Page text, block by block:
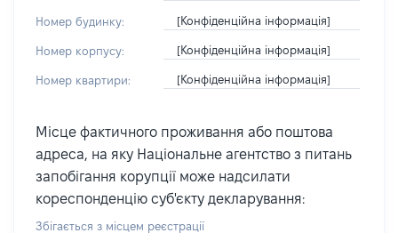
Номер будинку: [Конфіденційна інформація]
Номер корпусу: [Конфіденційна інформація]
Номер квартири: [Конфіденційна інформація]
Місце фактичного проживання або поштова
адреса, на яку Національне агентство з питань
запобігання корупції може надсилати
кореспонденцію суб'єкту декларування:
Збігається з місцем реєстрації